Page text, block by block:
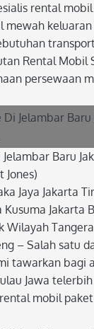
rental
mewah
Rental Mobil
persewaan
Jelambar Baru
Jones)
Jaya Jakarta
Jakarta
Wilayah
– Salah satu
tawarkan bagi
Jawa
mobil